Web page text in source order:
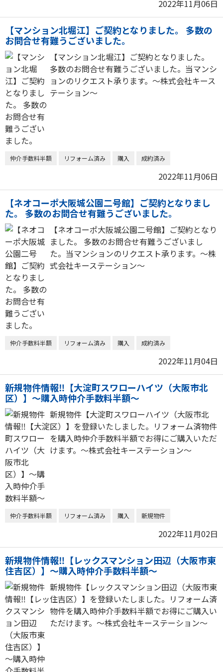
2022年11月06日
【マンション北堀江】ご契約となりました。 多数の
お問合せ有難うございました。
【マンション北堀江】ご契約となりました。
多数のお問合せ有難うございました。当マンシ
ョンのリクエスト承ります。～株式会社キース
テーション～
仲介手数料半額 リフォーム済み 購入 成約済み
2022年11月06日
【ネオコーポ大阪城公園二号館】ご契約となりまし
た。 多数のお問合せ有難うございました。
【ネオコーポ大阪城公園二号館】ご契約となり
ました。 多数のお問合せ有難うございまし
た。当マンションのリクエスト承ります。～株
式会社キーステーション～
仲介手数料半額 リフォーム済み 購入 成約済み
2022年11月04日
新規物件情報‼【大淀町スワローハイツ（大阪市北
区）】～購入時仲介手数料半額～
新規物件【大淀町スワローハイツ（大阪市北
区）】を登録いたしました。リフォーム済物件
を購入時仲介手数料半額でお得にご購入いただ
けます。～株式会社キーステーション～
仲介手数料半額 リフォーム済み 購入 新規物件
2022年11月02日
新規物件情報‼【レックスマンション田辺（大阪市東
住吉区）】～購入時仲介手数料半額～
新規物件【レックスマンション田辺（大阪市東
住吉区）】を登録いたしました。リフォーム済
物件を購入時仲介手数料半額でお得にご購入い
ただけます。～株式会社キーステーション～